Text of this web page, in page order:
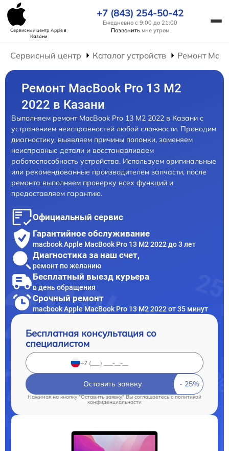
Сервисный центр Appleв
Казани
+7 (843) 254-50-42
Ежедневно с 9:00 до 21:00
Позвонить мне утром
Сервисный центр Каталог устройств Ремонт
Ремонт MacBook Pro 13 M2
2022 в Казани
Выполняем ремонт MacBook Pro 13 M2 2022 в Казани с
устранением неисправностей любой сложности. Проводим
диагностику, выявляем причины поломки, заменяем
неисправные детали и восстанавливаем
работоспособность устройства. Используем оригинальные
или рекомендованные производителем запчасти, после
ремонта выполняем проверку всех функций и
предоставляем гарантию.
Официальный сервис
Гарантийное обслуживание
macbook Apple MacBook Pro 13 M2 2022 до 3 лет
Диагностика за наш счет,
ремонт по желанию
Бесплатный выезд курьера
в день обращения
Срочный ремонт
macbook Apple MacBook Pro 13 M2 2022 от 35 минут
Бесплатная консультация со
специалистом
Оставить заявку
Нажимая на кнопку "Оставить заявку" Вы соглашаетесь cполитикой
конфиденциальности